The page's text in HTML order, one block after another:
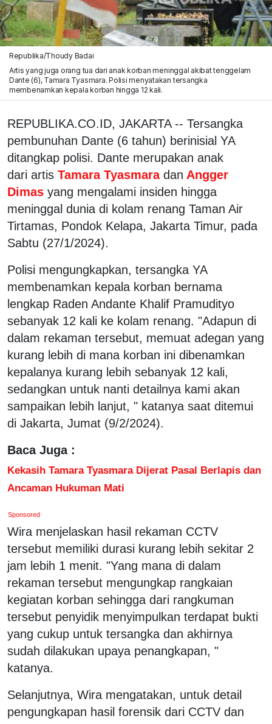
Republika/Thoudy Badai
Artis yang juga orang tua dari anak korban meninggal akibat tenggelam
Dante (6), Tamara Tyasmara. Polisi menyatakan tersangka
membenamkan kepala korban hingga 12 kali.
REPUBLIKA.CO.ID, JAKARTA -- Tersangka
pembunuhan Dante (6 tahun) berinisial YA
ditangkap polisi. Dante merupakan anak
dari artis Tamara Tyasmara dan Angger
Dimas yang mengalami insiden hingga
meninggal dunia di kolam renang Taman Air
Tirtamas, Pondok Kelapa, Jakarta Timur, pada
Sabtu (27/1/2024).
Polisi mengungkapkan, tersangka YA
membenamkan kepala korban bernama
lengkap Raden Andante Khalif Pramudityo
sebanyak 12 kali ke kolam renang. "Adapun di
dalam rekaman tersebut, memuat adegan yang
kurang lebih di mana korban ini dibenamkan
kepalanya kurang lebih sebanyak 12 kali,
sedangkan untuk nanti detailnya kami akan
sampaikan lebih lanjut, " katanya saat ditemui
di Jakarta, Jumat (9/2/2024).
Baca Juga :
Kekasih Tamara Tyasmara Dijerat Pasal Berlapis dan
Ancaman Hukuman Mati
Sponsored
Wira menjelaskan hasil rekaman CCTV
tersebut memiliki durasi kurang lebih sekitar 2
jam lebih 1 menit. "Yang mana di dalam
rekaman tersebut mengungkap rangkaian
kegiatan korban sehingga dari rangkuman
tersebut penyidik menyimpulkan terdapat bukti
yang cukup untuk tersangka dan akhirnya
sudah dilakukan upaya penangkapan, "
katanya.
Selanjutnya, Wira mengatakan, untuk detail
pengungkapan hasil forensik dari CCTV dan